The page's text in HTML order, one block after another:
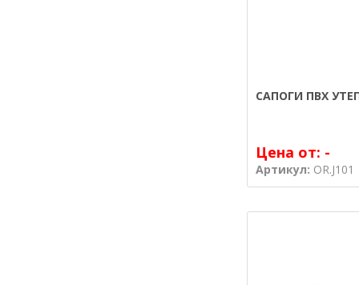
САПОГИ ПВХ
Цена от: -
Артикул: OR.J101